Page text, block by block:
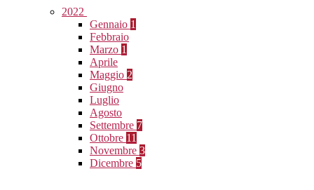
2022
Gennaio 1
Febbraio
Marzo 1
Aprile
Maggio 2
Giugno
Luglio
Agosto
Settembre 7
Ottobre 11
Novembre 3
Dicembre 5